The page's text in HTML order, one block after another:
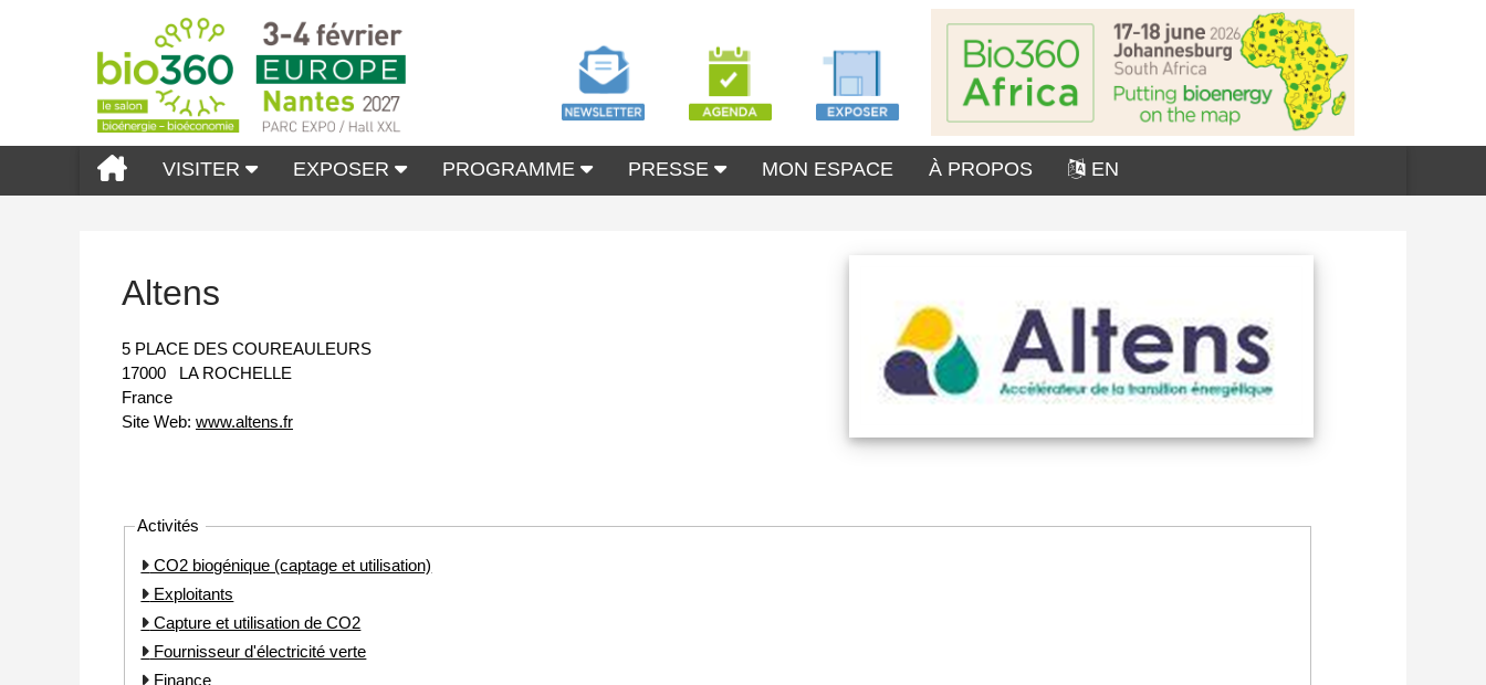
VISITER EXPOSER PROGRAMME PRESSE MON ESPACE À PROPOS EN
Altens
5 PLACE DES COUREAULEURS
17000
LA ROCHELLE
France
Site Web: www.altens.fr
Activités
CO2 biogénique (captage et utilisation)
Exploitants
Capture et utilisation de CO2
Fournisseur d'électricité verte
Finance